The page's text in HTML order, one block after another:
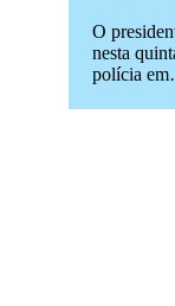
O
nesta
polícia